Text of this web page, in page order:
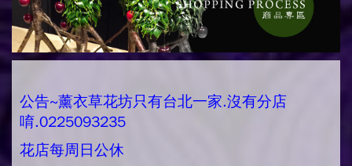
公告~薰衣草花坊只有台北一家.沒有分店
唷.0225093235
花店每周日公休